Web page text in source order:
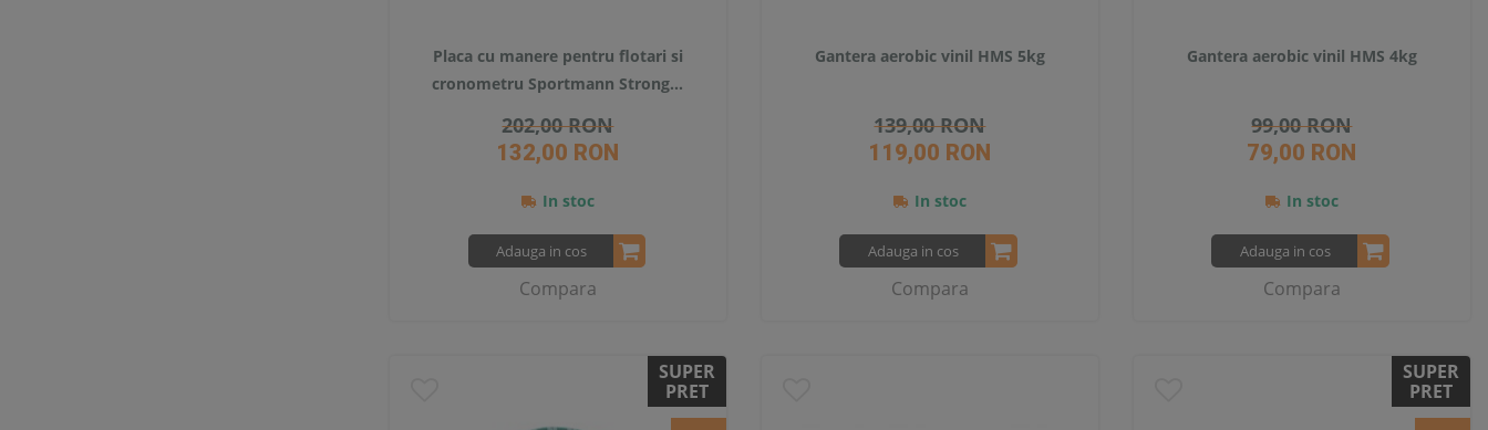
Placa cu manere pentru flotari si
cronometru Sportmann Strong...
202,00 RON
132,00 RON
In stoc
Adauga in cos
Compara
Gantera aerobic vinil HMS 5kg
139,00 RON
119,00 RON
In stoc
Adauga in cos
Compara
Gantera aerobic vinil HMS 4kg
99,00 RON
79,00 RON
In stoc
Adauga in cos
Compara
SUPER
PRET
SUPER
PRET